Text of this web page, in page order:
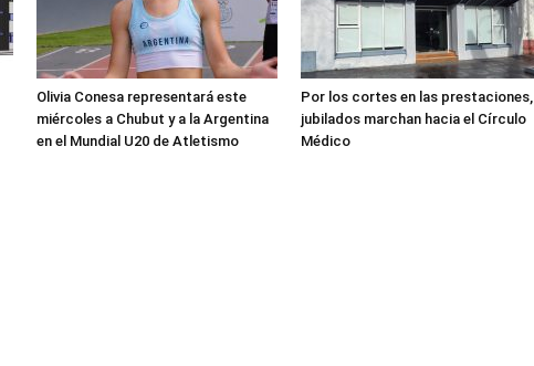
Olivia Conesa representará este
miércoles a Chubut y a la Argentina
en el Mundial U20 de Atletismo
Por los cortes en las prestaciones,
jubilados marchan hacia el Círculo
Médico